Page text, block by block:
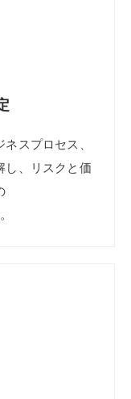
ネスプロセス、
、 リスクと 価